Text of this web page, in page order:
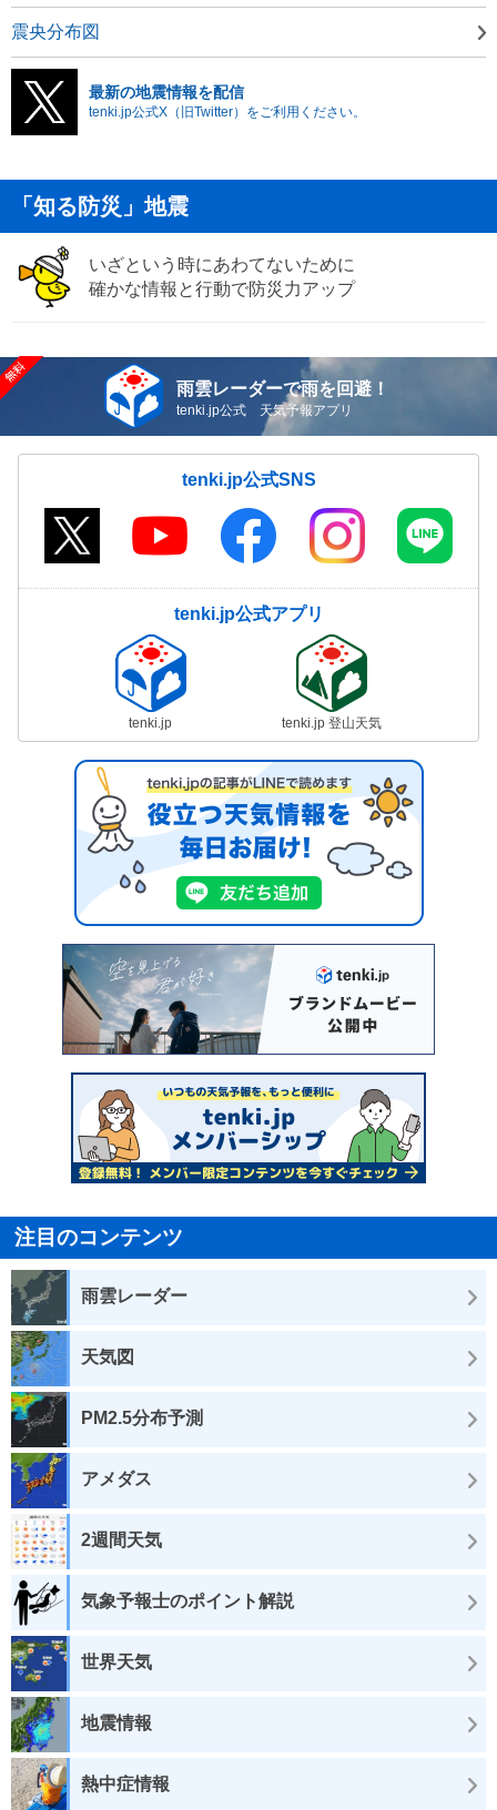
震央分布図
最新の地震情報を配信
tenki.jp公式X（旧Twitter）をご利用ください。
「知る防災」地震
いざという時にあわてないために
確かな情報と行動で防災力アップ
雨雲レーダーで雨を回避！
tenki.jp公式 天気予報アプリ
tenki.jp公式SNS
tenki.jp公式アプリ
tenki.jp tenki.jp 登山天気
注目のコンテンツ
雨雲レーダー
天気図
PM2.5分布予測
アメダス
2週間天気
気象予報士のポイント解説
世界天気
地震情報
熱中症情報